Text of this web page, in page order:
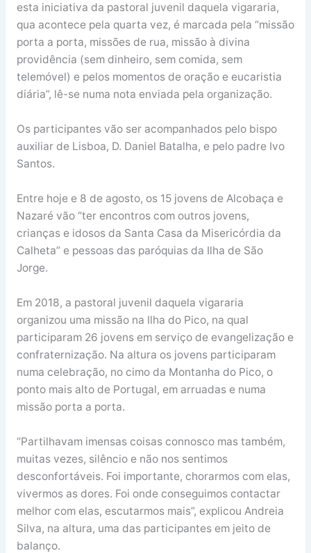
esta iniciativa da pastoral juvenil daquela vigararia,
qua acontece pela quarta vez, é marcada pela “missão
porta a porta, missões de rua, missão à divina
providência (sem dinheiro, sem comida, sem
telemóvel) e pelos momentos de oração e eucaristia
diária”, lê-se numa nota enviada pela organização.
Os participantes vão ser acompanhados pelo bispo
auxiliar de Lisboa, D. Daniel Batalha, e pelo padre Ivo
Santos.
Entre hoje e 8 de agosto, os 15 jovens de Alcobaça e
Nazaré vão “ter encontros com outros jovens,
crianças e idosos da Santa Casa da Misericórdia da
Calheta” e pessoas das paróquias da Ilha de São
Jorge.
Em 2018, a pastoral juvenil daquela vigararia
organizou uma missão na Ilha do Pico, na qual
participaram 26 jovens em serviço de evangelização e
confraternização. Na altura os jovens participaram
numa celebração, no cimo da Montanha do Pico, o
ponto mais alto de Portugal, em arruadas e numa
missão porta a porta.
“Partilhavam imensas coisas connosco mas também,
muitas vezes, silêncio e não nos sentimos
desconfortáveis. Foi importante, chorarmos com elas,
vivermos as dores. Foi onde conseguimos contactar
melhor com elas, escutarmos mais”, explicou Andreia
Silva, na altura, uma das participantes em jeito de
balanço.